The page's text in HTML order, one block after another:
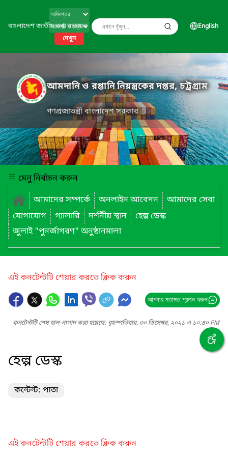
বাংলাদেশ জাতীয় তথ্য বাতায়ন
দেখুন
English
আমদানি ও রপ্তানি নিয়ন্ত্রকের দপ্তর, চট্রগ্রাম
গণপ্রজাতন্ত্রী বাংলাদেশ সরকার
মেনু নির্বাচন করুন
আমাদের সম্পর্কে
অনলাইন আবেদন
আমাদের সেবা
যোগাযোগ
গ্যালারি দর্শনীয় স্থান
হেল্প ডেস্ক
জুলাই "পুনর্জাগরণ" অনুষ্ঠানমালা
এই কনটেন্টটি শেয়ার করতে ক্লিক করুন
আপনার মতামত প্রদান করুন
কনটেন্টটি শেষ হাল-নাগাদ করা হয়েছে: বৃহস্পতিবার, ৩০ ডিসেম্বর, ২০২১ এ ১০:৪০ PM
হেল্প ডেস্ক
কন্টেন্ট: পাতা
এই কনটেন্টটি শেয়ার করতে ক্লিক করুন